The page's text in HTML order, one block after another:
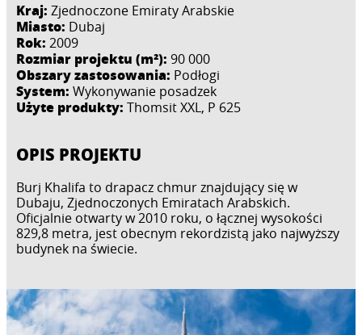
Kraj: Zjednoczone Emiraty Arabskie
Miasto: Dubaj
Rok: 2009
Rozmiar projektu (m²): 90 000
Obszary zastosowania: Podłogi
System: Wykonywanie posadzek
Użyte produkty: Thomsit XXL, P 625
OPIS PROJEKTU
Burj Khalifa to drapacz chmur znajdujący się w
Dubaju, Zjednoczonych Emiratach Arabskich.
Oficjalnie otwarty w 2010 roku, o łącznej wysokości
829,8 metra, jest obecnym rekordzistą jako najwyższy
budynek na świecie.